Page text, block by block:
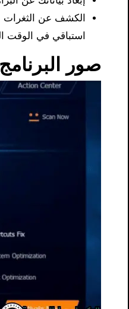
الكشف عن الثغرات
استباقي في الوقت
صور